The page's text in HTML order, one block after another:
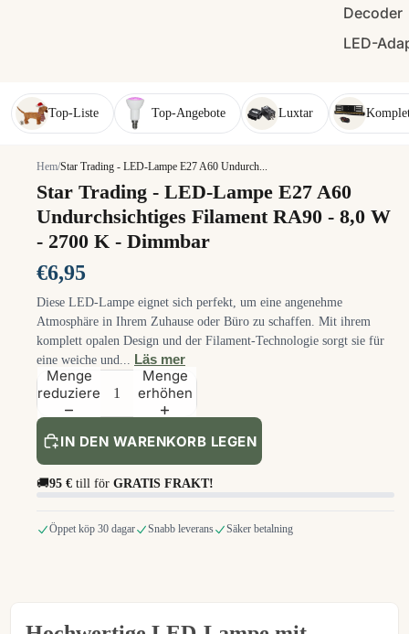
Decoder
LED-
Top-Liste Top-Angebote Luxtar
Hem/Star Trading - LED-Lampe E27 A60 Undurch...
Star Trading - LED-Lampe E27 A60
Undurchsichtiges Filament RA90 - 8,0 W
- 2700 K - Dimmbar
€6,95
Diese LED-Lampe eignet sich perfekt, um eine angenehme
Atmosphäre in Ihrem Zuhause oder Büro zu schaffen. Mit ihrem
komplett opalen Design und der Filament-Technologie sorgt sie für
eine weiche und... Läs mer
Menge
reduzieren
Menge
erhöhen
IN DEN WARENKORB LEGEN
🚚95 € till för GRATIS FRAKT!
Öppet köp 30 dagar Snabb leverans Säker betalning